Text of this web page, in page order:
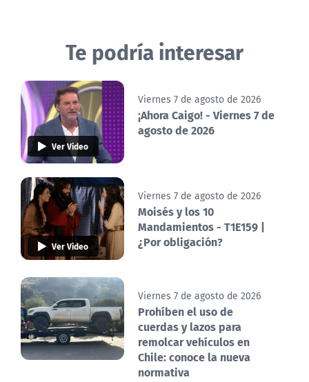
Te podría interesar
Ver Video
Viernes 7 de agosto de 2026
¡Ahora Caigo! - Viernes 7 de
agosto de 2026
Ver Video
Viernes 7 de agosto de 2026
Moisés y los 10
Mandamientos - T1E159 |
¿Por obligación?
Viernes 7 de agosto de 2026
Prohíben el uso de
cuerdas y lazos para
remolcar vehículos en
Chile: conoce la nueva
normativa